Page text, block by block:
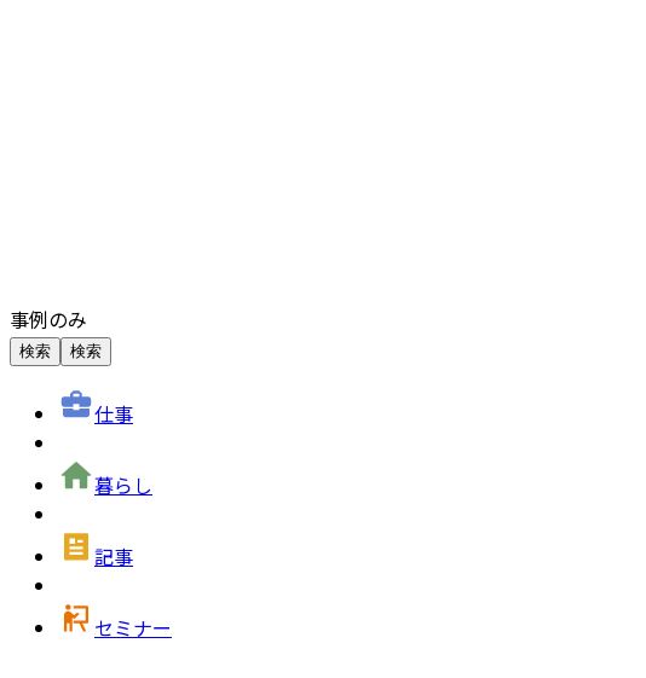
事例のみ
検索 検索
仕事
暮らし
記事
セミナー